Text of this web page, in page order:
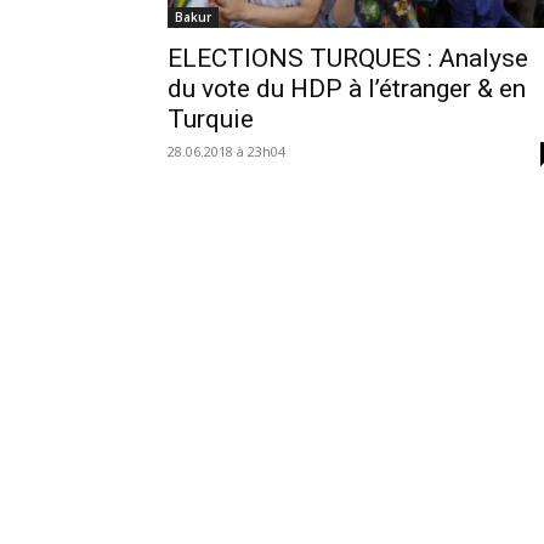
Bakur
ELECTIONS TURQUES : Analyse
du vote du HDP à l’étranger & en
Turquie
28.06.2018 à 23h04